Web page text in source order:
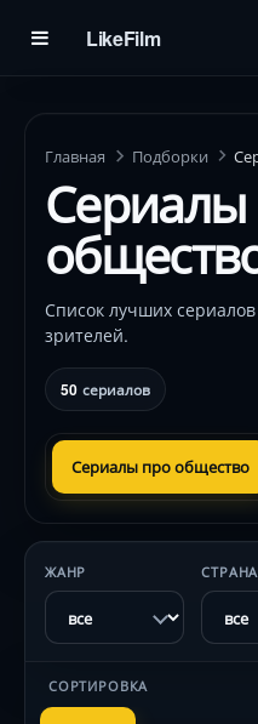
LikeFilm
Главная Подборки
Список лучших
зрителей.
50 сериалов
Сериалы про общество
ЖАНР СТРАНА
СОРТИРОВКА